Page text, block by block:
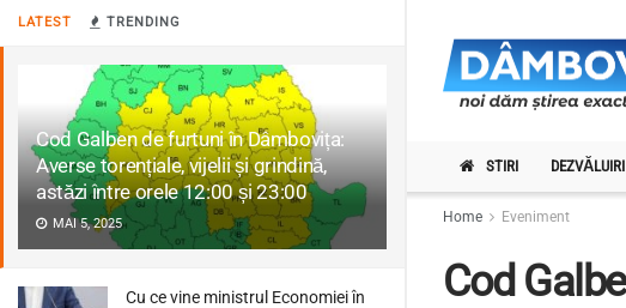
LATEST TRENDING
Cod Galben de furtuni în Dâmbovița:
Averse torențiale, vijelii și grindină,
astăzi între orele 12:00 și 23:00
MAI 5, 2025
Cu ce vine ministrul Economiei în
STIRI DEZVĂLUIRI
Home Eveniment
Cod